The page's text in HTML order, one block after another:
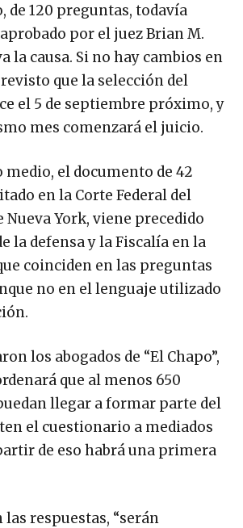
de 120 preguntas, todavía
por el juez Brian M.
la causa. Si no hay cambios en
que la selección del
el 5 de septiembre próximo, y
mes comenzará el juicio.
medio, el documento de 42
en la Corte Federal del
Nueva York, viene precedido
la defensa y la Fiscalía en la
coinciden en las preguntas
no en el lenguaje utilizado
los abogados de “El Chapo”,
que al menos 650
llegar a formar parte del
el cuestionario a mediados
de eso habrá una primera
las respuestas, “serán